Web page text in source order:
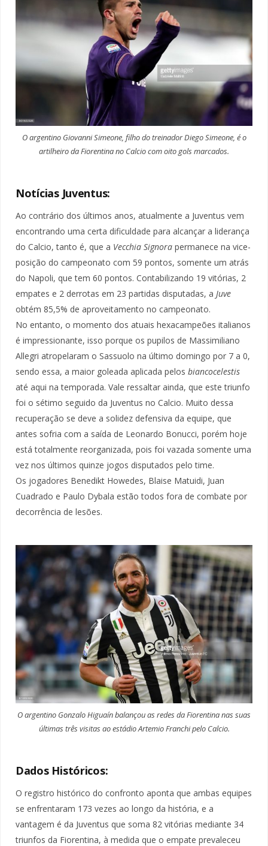
O argentino Giovanni Simeone, filho do treinador Diego Simeone, é o
artilheiro da Fiorentina no Calcio com oito gols marcados.
Notícias Juventus:
Ao contrário dos últimos anos, atualmente a Juventus vem
encontrando uma certa dificuldade para alcançar a liderança
do Calcio, tanto é, que a Vecchia Signora permanece na vice-
posição do campeonato com 59 pontos, somente um atrás
do Napoli, que tem 60 pontos. Contabilizando 19 vitórias, 2
empates e 2 derrotas em 23 partidas disputadas, a Juve
obtém 85,5% de aproveitamento no campeonato.
No entanto, o momento dos atuais hexacampeões italianos
é impressionante, isso porque os pupilos de Massimiliano
Allegri atropelaram o Sassuolo na último domingo por 7 a 0,
sendo essa, a maior goleada aplicada pelos biancocelestis
até aqui na temporada. Vale ressaltar ainda, que este triunfo
foi o sétimo seguido da Juventus no Calcio. Muito dessa
recuperação se deve a solidez defensiva da equipe, que
antes sofria com a saída de Leonardo Bonucci, porém hoje
está totalmente reorganizada, pois foi vazada somente uma
vez nos últimos quinze jogos disputados pelo time.
Os jogadores Benedikt Howedes, Blaise Matuidi, Juan
Cuadrado e Paulo Dybala estão todos fora de combate por
decorrência de lesões.
O argentino Gonzalo Higuaín balançou as redes da Fiorentina nas suas
últimas três visitas ao estádio Artemio Franchi pelo Calcio.
Dados Históricos:
O registro histórico do confronto aponta que ambas equipes
se enfrentaram 173 vezes ao longo da história, e a
vantagem é da Juventus que soma 82 vitórias mediante 34
triunfos da Fiorentina, à medida que o empate prevaleceu